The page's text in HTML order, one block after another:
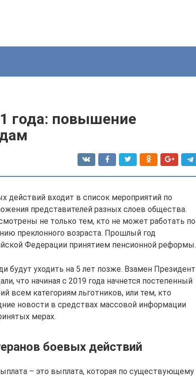
года: повышение
входит в список мероприятий по
представителей разных слоев общества.
не только тем, кто не может работать по
преклонного возраста. Прошлый год
Федерации принятием пенсионной реформы.
будут уходить на 5 лет позже. Взамен Президент
что начиная с 2019 года начнется постепенный
всем категориям льготников, или тем, кто
новости в средствах массовой информации
мерах.
боевых действий
– это выплата, которая по существующему